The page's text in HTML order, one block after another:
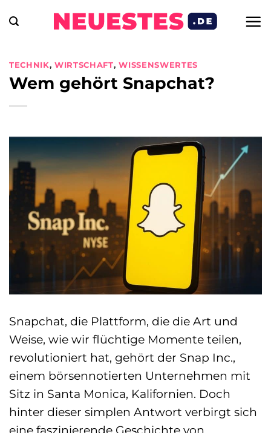
Inhalt
TECHNIK,WIRTSCHAFT,WISSENSWERTES
Wem gehört Snapchat?
Snapchat, die Plattform, die die Art und
Weise, wie wir flüchtige Momente teilen,
revolutioniert hat, gehört der Snap Inc.,
einem börsennotierten Unternehmen mit
Sitz in Santa Monica, Kalifornien. Doch
hinter dieser simplen Antwort verbirgt sich
eine faszinierende Geschichte von